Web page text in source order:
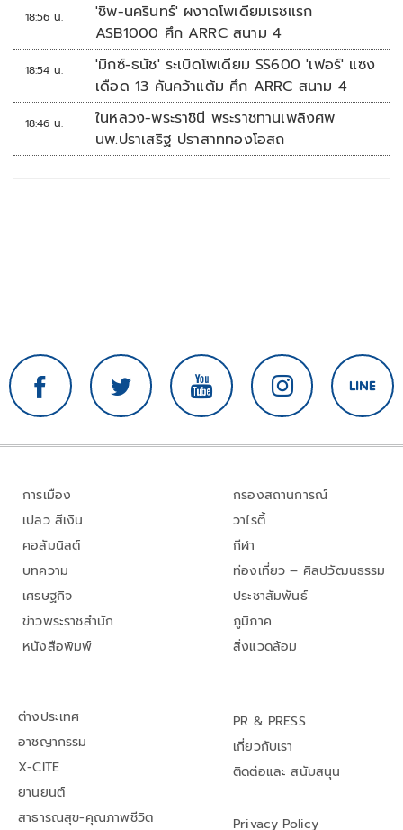
18:56 น.
'ชิพ-นครินทร์' ผงาดโพเดียมเรซแรก
ASB1000 ศึก ARRC สนาม 4
18:54 น.
'มิกซ์-ธนัช' ระเบิดโพเดียม SS600 'เฟอร์' แซง
เดือด 13 คันคว้าแต้ม ศึก ARRC สนาม 4
18:46 น.
ในหลวง-พระราชินี พระราชทานเพลิงศพ
นพ.ปราเสริฐ ปราสาททองโอสถ
การเมือง
เปลว สีเงิน
คอลัมนิสต์
บทความ
เศรษฐกิจ
ข่าวพระราชสำนัก
หนังสือพิมพ์
กรองสถานการณ์
วาไรตี้
กีฬา
ท่องเที่ยว – ศิลปวัฒนธรรม
ประชาสัมพันธ์
ภูมิภาค
สิ่งแวดล้อม
ต่างประเทศ
อาชญากรรม
X-CITE
ยานยนต์
สาธารณสุข-คุณภาพชีวิต
PR & PRESS
เกี่ยวกับเรา
ติดต่อและ สนับสนุน
Privacy Policy